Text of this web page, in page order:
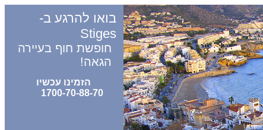
בואו להרגע ב-
Stiges
חופשת חוף בעיירה
הגאה!
הזמינו עכשיו
1700-70-88-70